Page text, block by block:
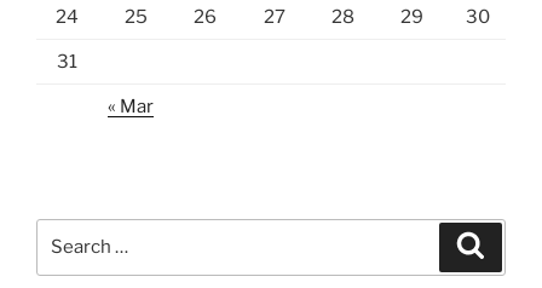
24 25 26 27 28 29 30
31
« Mar